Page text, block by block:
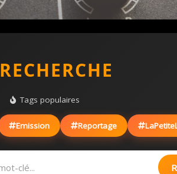
RECHERCHE
Tags populaires
Emission Reportage